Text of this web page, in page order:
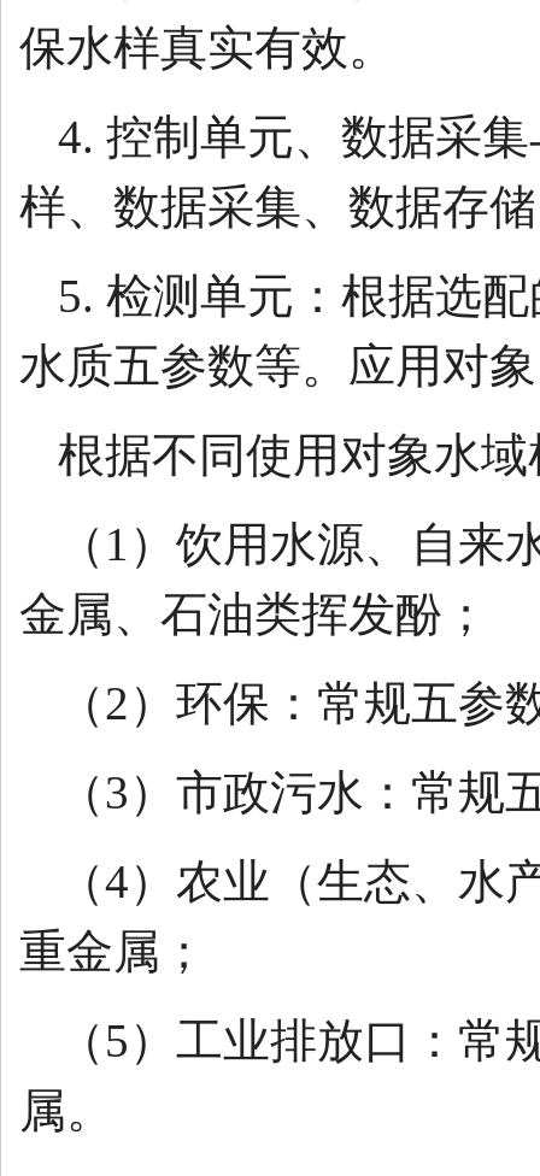
保水样真实有效。
4. 控制单元、数据采
样、数据采集、数据存
5. 检测单元：根据选
水质五参数等。应用对象
根据不同使用对象水
（1）饮用水源、自
金属、石油类挥发酚；
（2）环保：常规五
（3）市政污水：常规
（4）农业（生态、
重金属；
（5）工业排放口：
属。